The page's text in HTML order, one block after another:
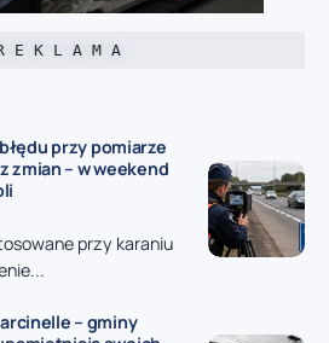
E K L A M A
przy pomiarze
zmian – w weekend
przy karaniu
– gminy